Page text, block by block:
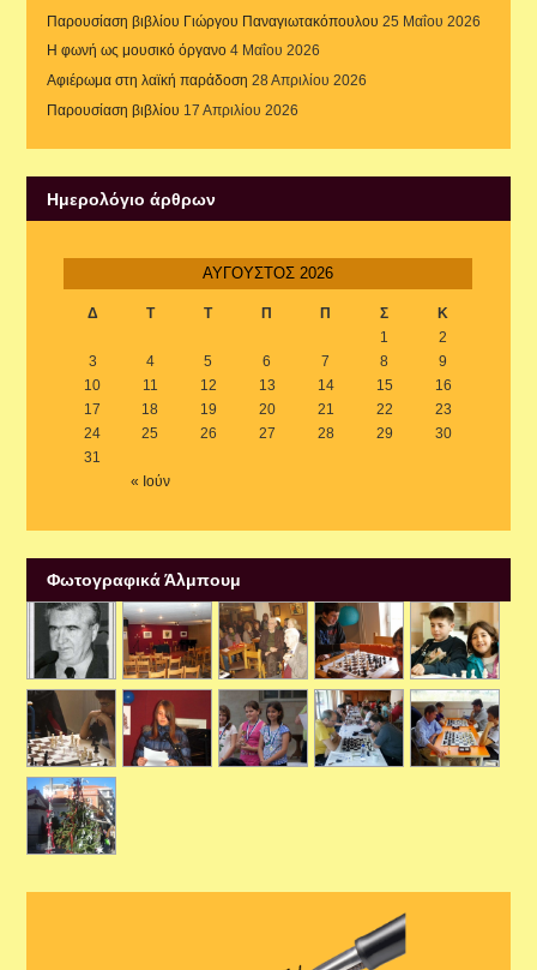
Παρουσίαση βιβλίου Γιώργου Παναγιωτακόπουλου 25 Μαΐου 2026
Η φωνή ως μουσικό όργανο 4 Μαΐου 2026
Αφιέρωμα στη λαϊκή παράδοση 28 Απριλίου 2026
Παρουσίαση βιβλίου 17 Απριλίου 2026
Ημερολόγιο άρθρων
ΑΎΓΟΥΣΤΟΣ 2026
Δ Τ Τ Π Π Σ Κ
« Ιούν
1
2
3
4 5 6 7 8
9
10
11 12 13 14 15
16
17
18 19 20 21 22
23
24
25 26 27 28 29
30
31
Φωτογραφικά Άλμπουμ